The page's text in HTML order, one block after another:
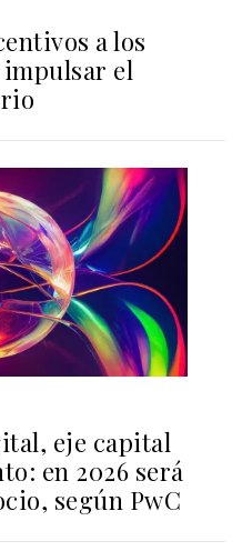
a los
el
eje capital
en 2026 será
según PwC